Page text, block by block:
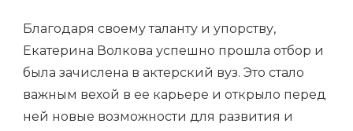
Благодаря своему таланту и упорству,
Екатерина Волкова успешно прошла отбор и
была зачислена в актерский вуз. Это стало
важным вехой в ее карьере и открыло перед
ней новые возможности для развития и